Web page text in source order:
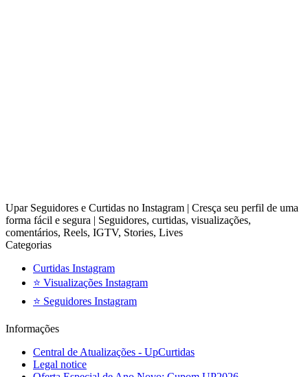
Upar Seguidores e Curtidas no Instagram | Cresça seu perfil de uma
forma fácil e segura | Seguidores, curtidas, visualizações,
comentários, Reels, IGTV, Stories, Lives
Categorias
Curtidas Instagram
⭐ Visualizações Instagram
⭐ Seguidores Instagram
Informações
Central de Atualizações - UpCurtidas
Legal notice